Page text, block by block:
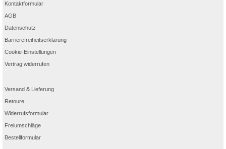
Kontaktformular
AGB
Datenschutz
Barrierefreiheitserklärung
Cookie-Einstellungen
Vertrag widerrufen
Versand & Lieferung
Retoure
Widerrufsformular
Freiumschläge
Bestellformular